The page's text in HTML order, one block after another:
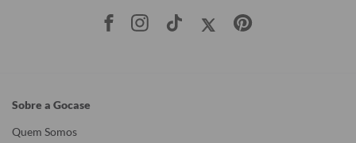
Sobre a Gocase
Quem Somos